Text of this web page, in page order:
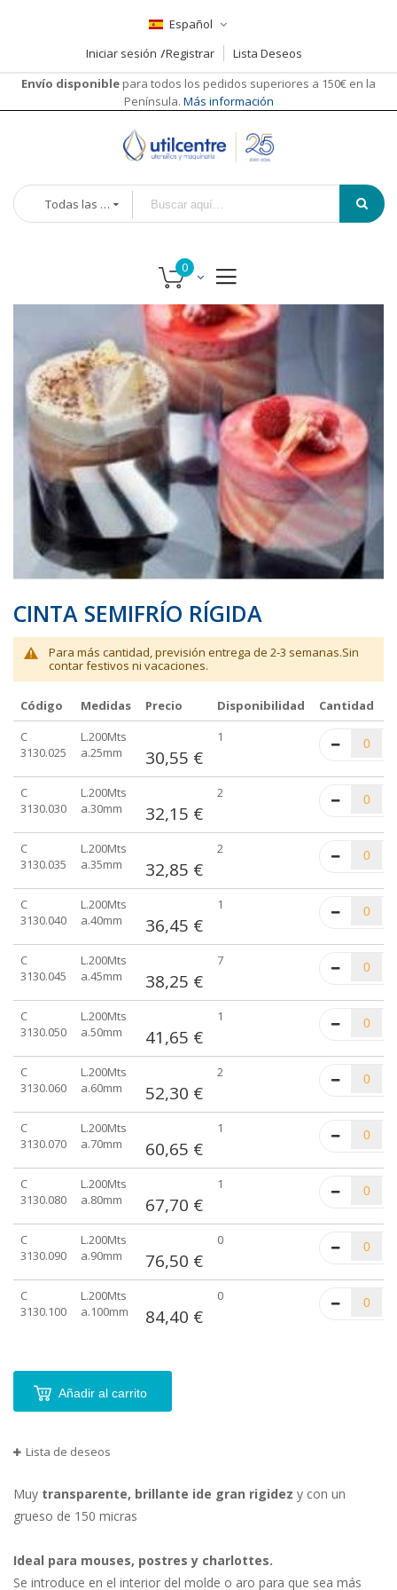
Español
Iniciar sesión
Registrar
Lista Deseos
Envío disponible para todos los pedidos superiores a 150€ en la
Península. Más información
Todas las categorías
la
galería
imágenes
comienzo
la
galería
imágenes
CINTA SEMIFRÍO RÍGIDA
Para más cantidad, previsión entrega de 2-3 semanas.Sin
contar festivos ni vacaciones.
Elementos
de
agrupados
Código Medidas Precio Disponibilidad
Cantidad
C
3130.025
L.200Mts
a.25mm
30,55 €
1
C
3130.030
L.200Mts
a.30mm
32,15 €
2
C
3130.035
L.200Mts
a.35mm
32,85 €
2
C
3130.040
L.200Mts
a.40mm
36,45 €
1
C
3130.045
L.200Mts
a.45mm
38,25 €
7
C
3130.050
L.200Mts
a.50mm
41,65 €
1
C
3130.060
L.200Mts
a.60mm
52,30 €
2
C
3130.070
L.200Mts
a.70mm
60,65 €
1
C
3130.080
L.200Mts
a.80mm
67,70 €
1
C
3130.090
L.200Mts
a.90mm
76,50 €
0
C
3130.100
L.200Mts
a.100mm
84,40 €
0
Añadir al carrito
Lista de deseos
Muy transparente, brillante ide gran rigidez y con un
grueso de 150 micras
Ideal para mouses, postres y charlottes.
Se introduce en el interior del molde o aro para que sea más